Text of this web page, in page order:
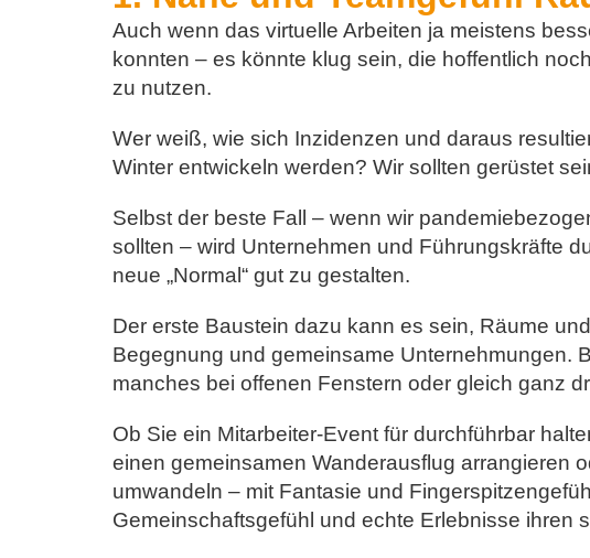
Auch wenn das virtuelle Arbeiten ja meistens
konnten – es könnte klug sein, die hoffentlich
zu nutzen.
Wer weiß, wie sich Inzidenzen und daraus
Winter entwickeln werden? Wir sollten gerüstet
Selbst der beste Fall – wenn wir
sollten – wird Unternehmen und Führungskräfte
neue „Normal“ gut zu gestalten.
Der erste Baustein dazu kann es sein, Räume
Begegnung und gemeinsame Unternehmungen.
manches bei offenen Fenstern oder gleich ganz
Ob Sie ein Mitarbeiter-Event für durchführbar
einen gemeinsamen Wanderausflug arrangieren
umwandeln – mit Fantasie und
Gemeinschaftsgefühl und echte Erlebnisse ihren